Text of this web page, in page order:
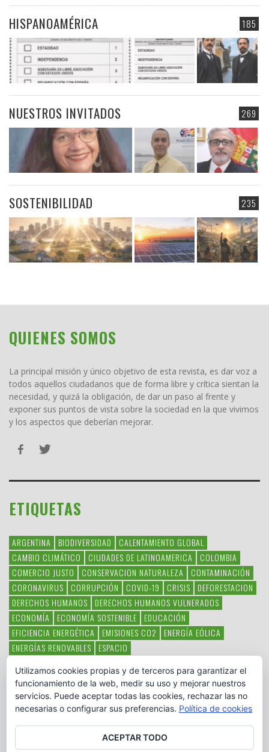
185
HISPANOAMÉRICA
269
NUESTROS INVITADOS
235
SOSTENIBILIDAD
QUIENES SOMOS
La principal misión y único objetivo de esta revista, es dar voz a
todos aquellos ciudadanos que de forma libre y crítica sientan la
necesidad, y quizá la obligación, de dar un paso al frente y
exponer sus puntos de vista sobre la sociedad en la que vivimos
y los aspectos que deberían mejorar.
ETIQUETAS
ARGENTINA BIODIVERSIDAD
CALENTAMIENTO GLOBAL
CAMBIO CLIMÁTICO
CIUDADES DE LATINOAMERICA
COLOMBIA
COMERCIO JUSTO
CONSERVACION NATURALEZA
CONTAMINACIÓN
CORONAVIRUS
CORRUPCIÓN COVID-19 CRISIS
DEFORESTACION
DERECHOS HUMANOS
DERECHOS HUMANOS VULNERADOS
ECONOMÍA
ECONOMÍA SOSTENIBLE
EDUCACIÓN
EFICIENCIA ENERGÉTICA
EMISIONES CO2
ENERGÍA EÓLICA
ENERGÍAS RENOVABLES
ESPACIO
HAMBRE LATINOAMÉRICA MEDIO AMBIENTE
MÉXICO
OBJETIVOS DEL MILENIO
ONGS PAZ POBREZA POESÍA
POLITICA
PUEBLOS INDÍGENAS RSC RSE
SOBERANÍA ALIMENTARIA
SOLIDARIDAD SOSTENIBILIDAD TECNOLOGÍA VERTIDO PETROLEO
Utilizamos cookies propias y de terceros para garantizar el
funcionamiento de la web, medir su uso y mejorar nuestros
servicios. Puede aceptar todas las cookies, rechazar las no
necesarias o configurar sus preferencias. Política de cookies
ACEPTAR TODO